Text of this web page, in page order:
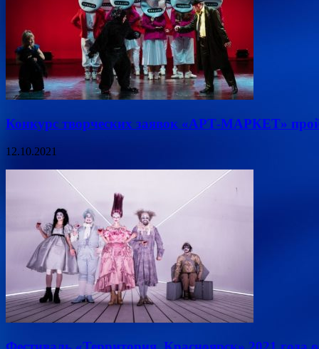
Конкурс творческих заявок «АРТ-МАРКЕТ»
12.10.2021